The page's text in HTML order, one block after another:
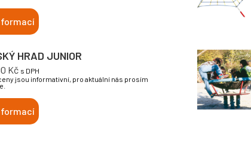
HRAD JUNIOR
Kč s DPH
jsou informativní, pro aktuální nás prosím